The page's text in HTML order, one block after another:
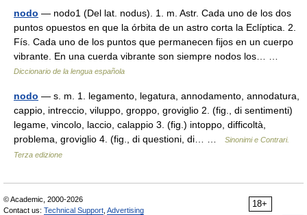
nodo — nodo1 (Del lat. nodus). 1. m. Astr. Cada uno de los dos
puntos opuestos en que la órbita de un astro corta la Eclíptica. 2.
Fís. Cada uno de los puntos que permanecen fijos en un cuerpo
vibrante. En una cuerda vibrante son siempre nodos los… …
Diccionario de la lengua española
nodo — s. m. 1. legamento, legatura, annodamento, annodatura,
cappio, intreccio, viluppo, groppo, groviglio 2. (fig., di sentimenti)
legame, vincolo, laccio, calappio 3. (fig.) intoppo, difficoltà,
problema, groviglio 4. (fig., di questioni, di… …
Sinonimi e Contrari.
Terza edizione
18+
© Academic, 2000-2026
Contact us: Technical Support Advertising